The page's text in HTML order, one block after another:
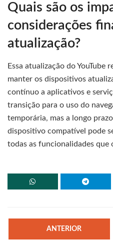
Quais são os
considerações
atualização?
Essa atualização do YouTube
manter os dispositivos
contínuo a aplicativos e
transição para o uso do
temporária, mas a longo
dispositivo compatível pode
todas as funcionalidades que
ANTERIOR